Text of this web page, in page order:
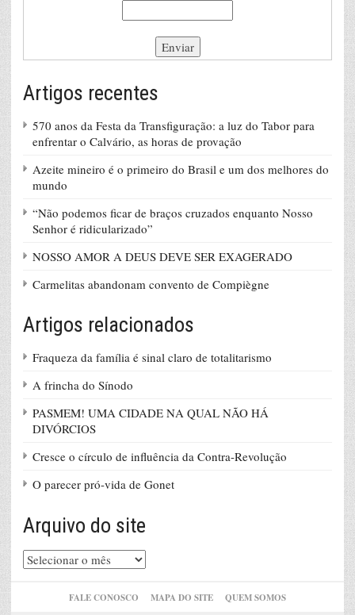
Artigos recentes
570 anos da Festa da Transfiguração: a luz do Tabor para
enfrentar o Calvário, as horas de provação
Azeite mineiro é o primeiro do Brasil e um dos melhores do
mundo
“Não podemos ficar de braços cruzados enquanto Nosso
Senhor é ridicularizado”
NOSSO AMOR A DEUS DEVE SER EXAGERADO
Carmelitas abandonam convento de Compiègne
Artigos relacionados
Fraqueza da família é sinal claro de totalitarismo
A frincha do Sínodo
PASMEM! UMA CIDADE NA QUAL NÃO HÁ
DIVÓRCIOS
Cresce o círculo de influência da Contra-Revolução
O parecer pró-vida de Gonet
Arquivo do site
Arquivo
do
FALE CONOSCO MAPA DO SITE QUEM SOMOS